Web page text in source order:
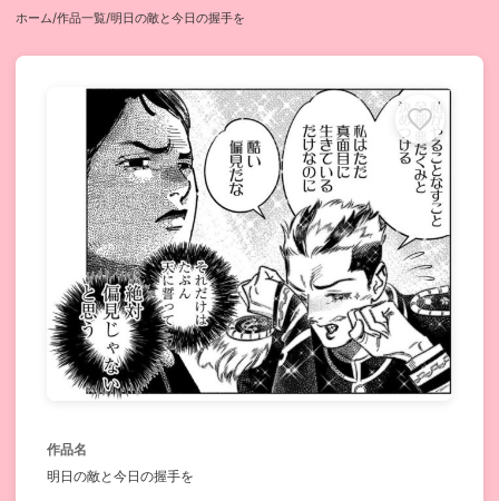
ホーム/作品一覧/明日の敵と今日の握手を
作品名
明日の敵と今日の握手を